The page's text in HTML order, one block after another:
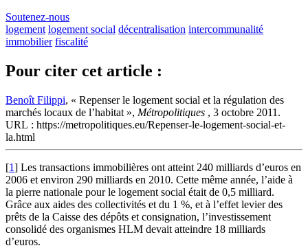
Soutenez-nous
logement logement social décentralisation intercommunalité
immobilier fiscalité
Pour citer cet article :
Benoît Filippi, « Repenser le logement social et la régulation des
marchés locaux de l’habitat », Métropolitiques , 3 octobre 2011.
URL : https://metropolitiques.eu/Repenser-le-logement-social-et-
la.html
[1] Les transactions immobilières ont atteint 240 milliards d’euros en
2006 et environ 290 milliards en 2010. Cette même année, l’aide à
la pierre nationale pour le logement social était de 0,5 milliard.
Grâce aux aides des collectivités et du 1 %, et à l’effet levier des
prêts de la Caisse des dépôts et consignation, l’investissement
consolidé des organismes HLM devait atteindre 18 milliards
d’euros.